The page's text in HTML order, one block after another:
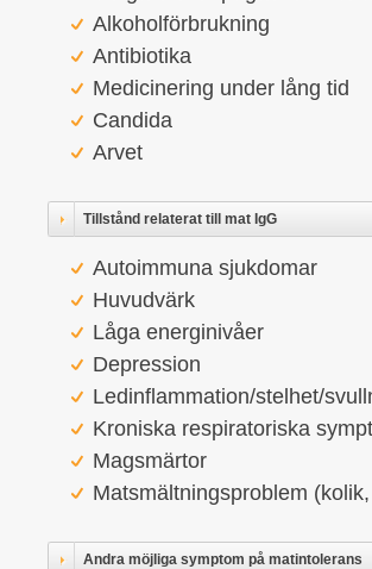
Alkoholförbrukning
Antibiotika
Medicinering under lång tid
Candida
Arvet
Tillstånd relaterat till mat IgG
Autoimmuna sjukdomar
Huvudvärk
Låga energinivåer
Depression
Ledinflammation/stelhet/
Kroniska respiratoriska
Magsmärtor
Matsmältningsproblem
Andra möjliga symptom på matintolerans